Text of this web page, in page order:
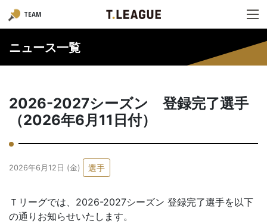
TEAM
ニュース一覧
2026-2027シーズン 登録完了選手
（2026年6月11日付）
2026年6月12日 (金) 選手
Ｔリーグでは、2026-2027シーズン 登録完了選手を以下
の通りお知らせいたします。